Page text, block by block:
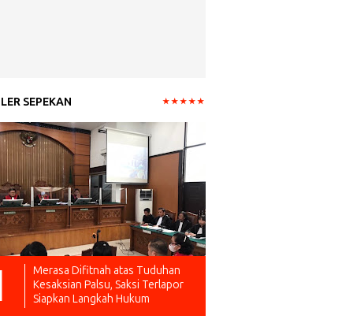
SEPEKAN
Merasa Difitnah atas Tuduhan
Kesaksian Palsu, Saksi Terlapor
Siapkan Langkah Hukum